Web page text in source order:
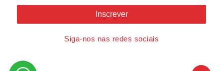
Siga-nos nas redes sociais